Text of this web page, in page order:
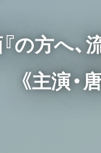
の方へ、
《主演・